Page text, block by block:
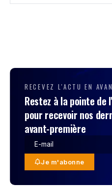
RECEVEZ L'ACTU EN
Restez à la pointe de
pour recevoir nos
avant-première
Je m'abonne